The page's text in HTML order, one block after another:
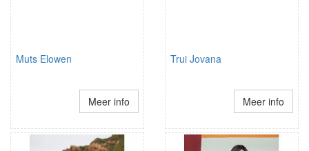
Muts Elowen
Meer info
Trui Jovana
Meer info